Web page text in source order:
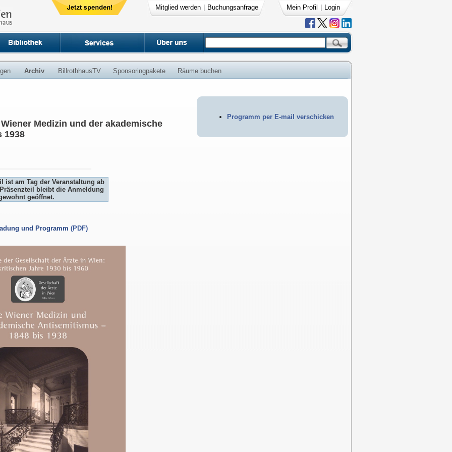
Mitglied werden Buchungsanfrage Mein Profil Login
Archiv BillrothhausTV Sponsoringpakete Räume buchen
Programm per E-mail verschicken
Medizin und der akademische
1938
ist am Tag der Veranstaltung ab
bleibt die Anmeldung
geöffnet.
und Programm (PDF)